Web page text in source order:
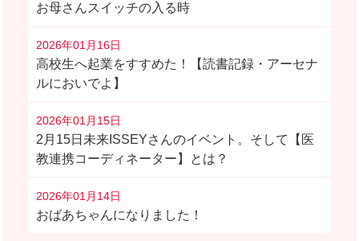
お母さんスイッチの入る時
2026年01月16日
高校生へ起業をすすめた！【読書記録・アーセナ
ルにおいでよ】
2026年01月15日
2月15日未来ISSEYさんのイベント。そして【医
教連携コーディネーター】とは？
2026年01月14日
おばあちゃんになりました！